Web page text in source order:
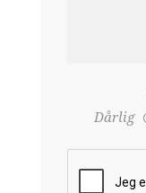
Dårlig